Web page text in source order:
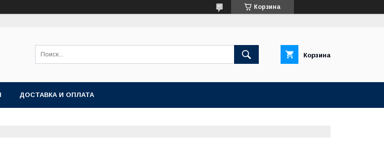
Корзина
Корзина
ДОСТАВКА И ОПЛАТА